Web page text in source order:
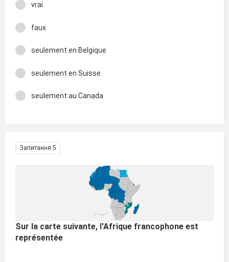
vrai
faux
seulement en Belgique
seulement en Suisse
seulement au Canada
Запитання 5
Sur la carte suivante, l'Afrique francophone est
représentée